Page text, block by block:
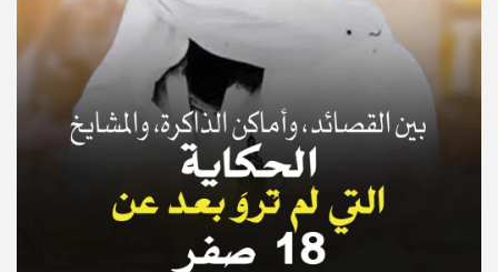
© Copyright 2025, APS